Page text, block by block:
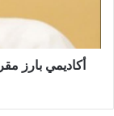
أكاديمي بارز